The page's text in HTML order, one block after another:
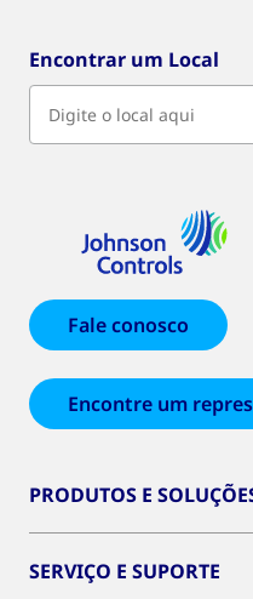
Encontrar um Local
Fale conosco
Encontre um
PRODUTOS E
SERVIÇO E SUPORTE